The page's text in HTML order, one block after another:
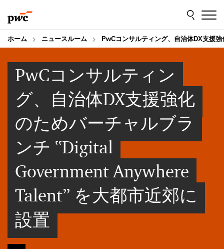
to
content
to
footer
ホーム ニュースルーム PwCコンサルティング、自治体DX支援
PwCコンサルティン
グ、自治体DX支援強化
のためバーチャルブラ
ンチ ‟Digital
Government Anywhere
Talent” を大都市近郊に
設置